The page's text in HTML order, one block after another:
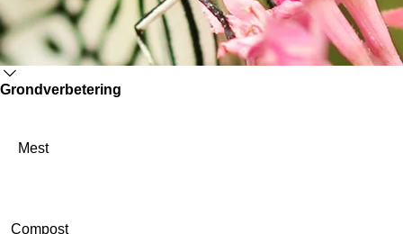
Grondverbetering
Mest
Compost